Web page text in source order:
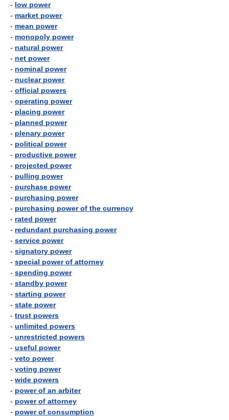
- low power
- market power
- mean power
- monopoly power
- natural power
- net power
- nominal power
- nuclear power
- official powers
- operating power
- placing power
- planned power
- plenary power
- political power
- productive power
- projected power
- pulling power
- purchase power
- purchasing power
- purchasing power of the currency
- rated power
- redundant purchasing power
- service power
- signatory power
- special power of attorney
- spending power
- standby power
- starting power
- state power
- trust powers
- unlimited powers
- unrestricted powers
- useful power
- veto power
- voting power
- wide powers
- power of an arbiter
- power of attorney
- power of consumption